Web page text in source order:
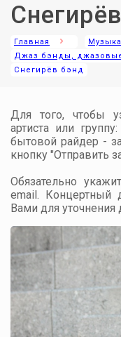
Главная
Джаз бэнды,
Снегирёв бэнд
Для того, чтобы
артиста или
бытовой райдер -
кнопку "Отправить
Обязательно
email. Концертный
Вами для уточнения